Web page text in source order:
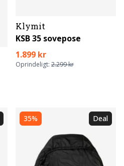
Klymit
KSB 35 sovepose
1.899 kr
Oprindeligt: 2.299 kr
35% Deal